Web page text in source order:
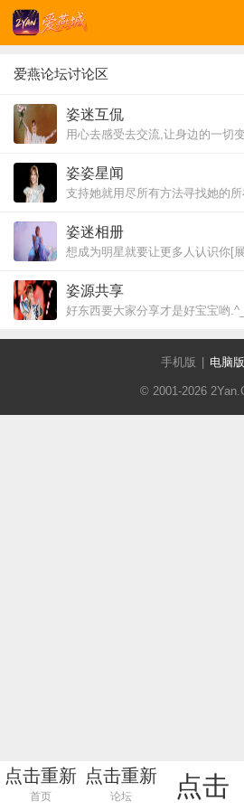
爱燕论坛讨论区
姿迷互侃
用心去感受去交流,让身边的一切
姿姿星闻
支持她就用尽所有方法寻找她的
姿迷相册
想成为明星就要让更多人认识你[
姿源共享
好东西要大家分享才是好宝宝哟
手机版 电脑版
© 2001-2026
点击重新
加载
首页
点击重新
加载
论坛 点击